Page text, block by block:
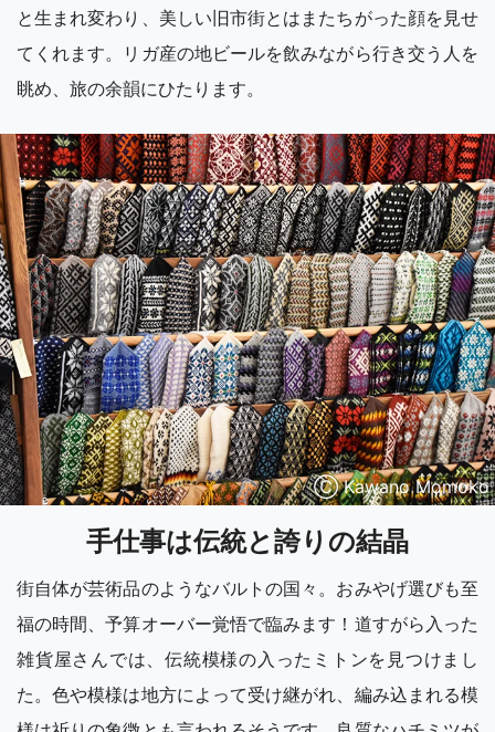
と生まれ変わり、美しい旧市街とはまたちがった顔を見せ
てくれます。リガ産の地ビールを飲みながら行き交う人を
眺め、旅の余韻にひたります。
Ⓒ Kawano Momoko
手仕事は伝統と誇りの結晶
街自体が芸術品のようなバルトの国々。おみやげ選びも至
福の時間、予算オーバー覚悟で臨みます！道すがら入った
雑貨屋さんでは、伝統模様の入ったミトンを見つけまし
た。色や模様は地方によって受け継がれ、編み込まれる模